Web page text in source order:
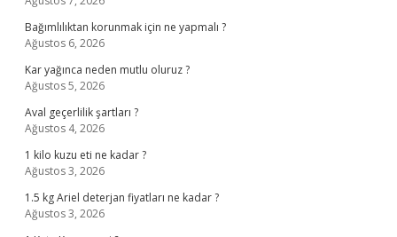
Bağımlılıktan korunmak için ne yapmalı ?
Ağustos 6, 2026
Kar yağınca neden mutlu oluruz ?
Ağustos 5, 2026
Aval geçerlilik şartları ?
Ağustos 4, 2026
1 kilo kuzu eti ne kadar ?
Ağustos 3, 2026
1.5 kg Ariel deterjan fiyatları ne kadar ?
Ağustos 3, 2026